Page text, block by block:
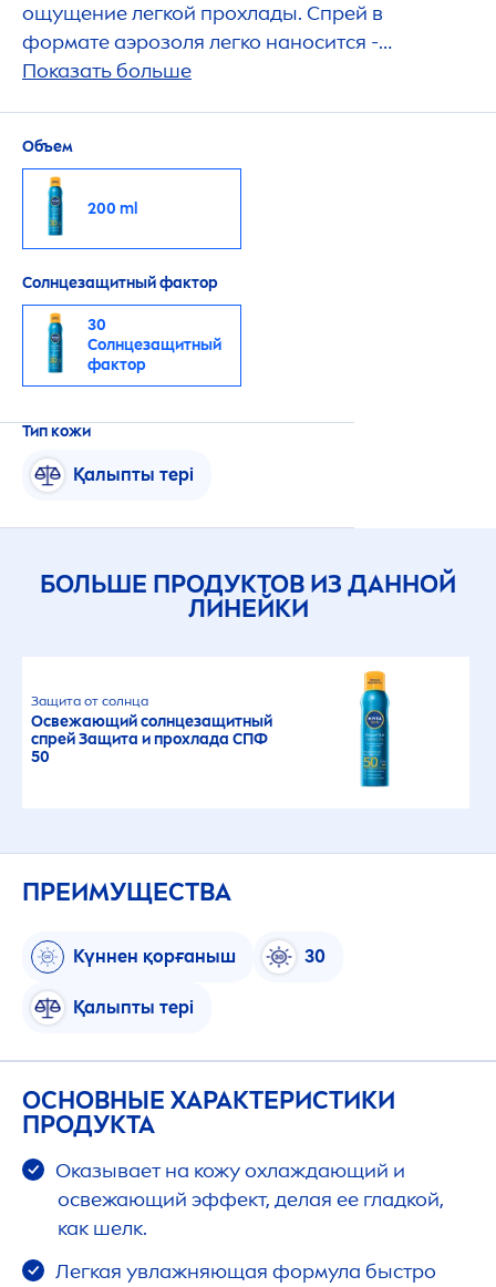
ощущение легкой прохлады. Спрей в
формате аэрозоля легко наносится -
распыление из любого положения
Показать больше
Объем
200 ml
Солнцезащитный фактор
30
Солнцезащитный
фактор
Тип кожи
Қалыпты тері
БОЛЬШЕ ПРОДУКТОВ ИЗ ДАННОЙ
ЛИНЕЙКИ
Защита от солнца
Освежающий солнцезащитный
спрей Защита и прохлада СПФ
50
ПРЕИМУЩЕСТВА
Күннен қорғаныш 30
Қалыпты тері
ОСНОВНЫЕ ХАРАКТЕРИСТИКИ
ПРОДУКТА
Оказывает на кожу охлаждающий и
освежающий эффект, делая ее гладкой,
как шелк.
Легкая увлажняющая формула быстро